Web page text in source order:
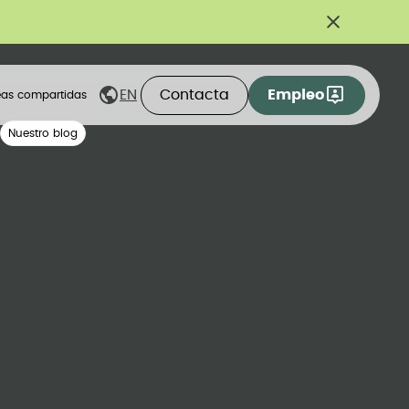
compartidas
Nuestro blog
EN Contacta Empleo